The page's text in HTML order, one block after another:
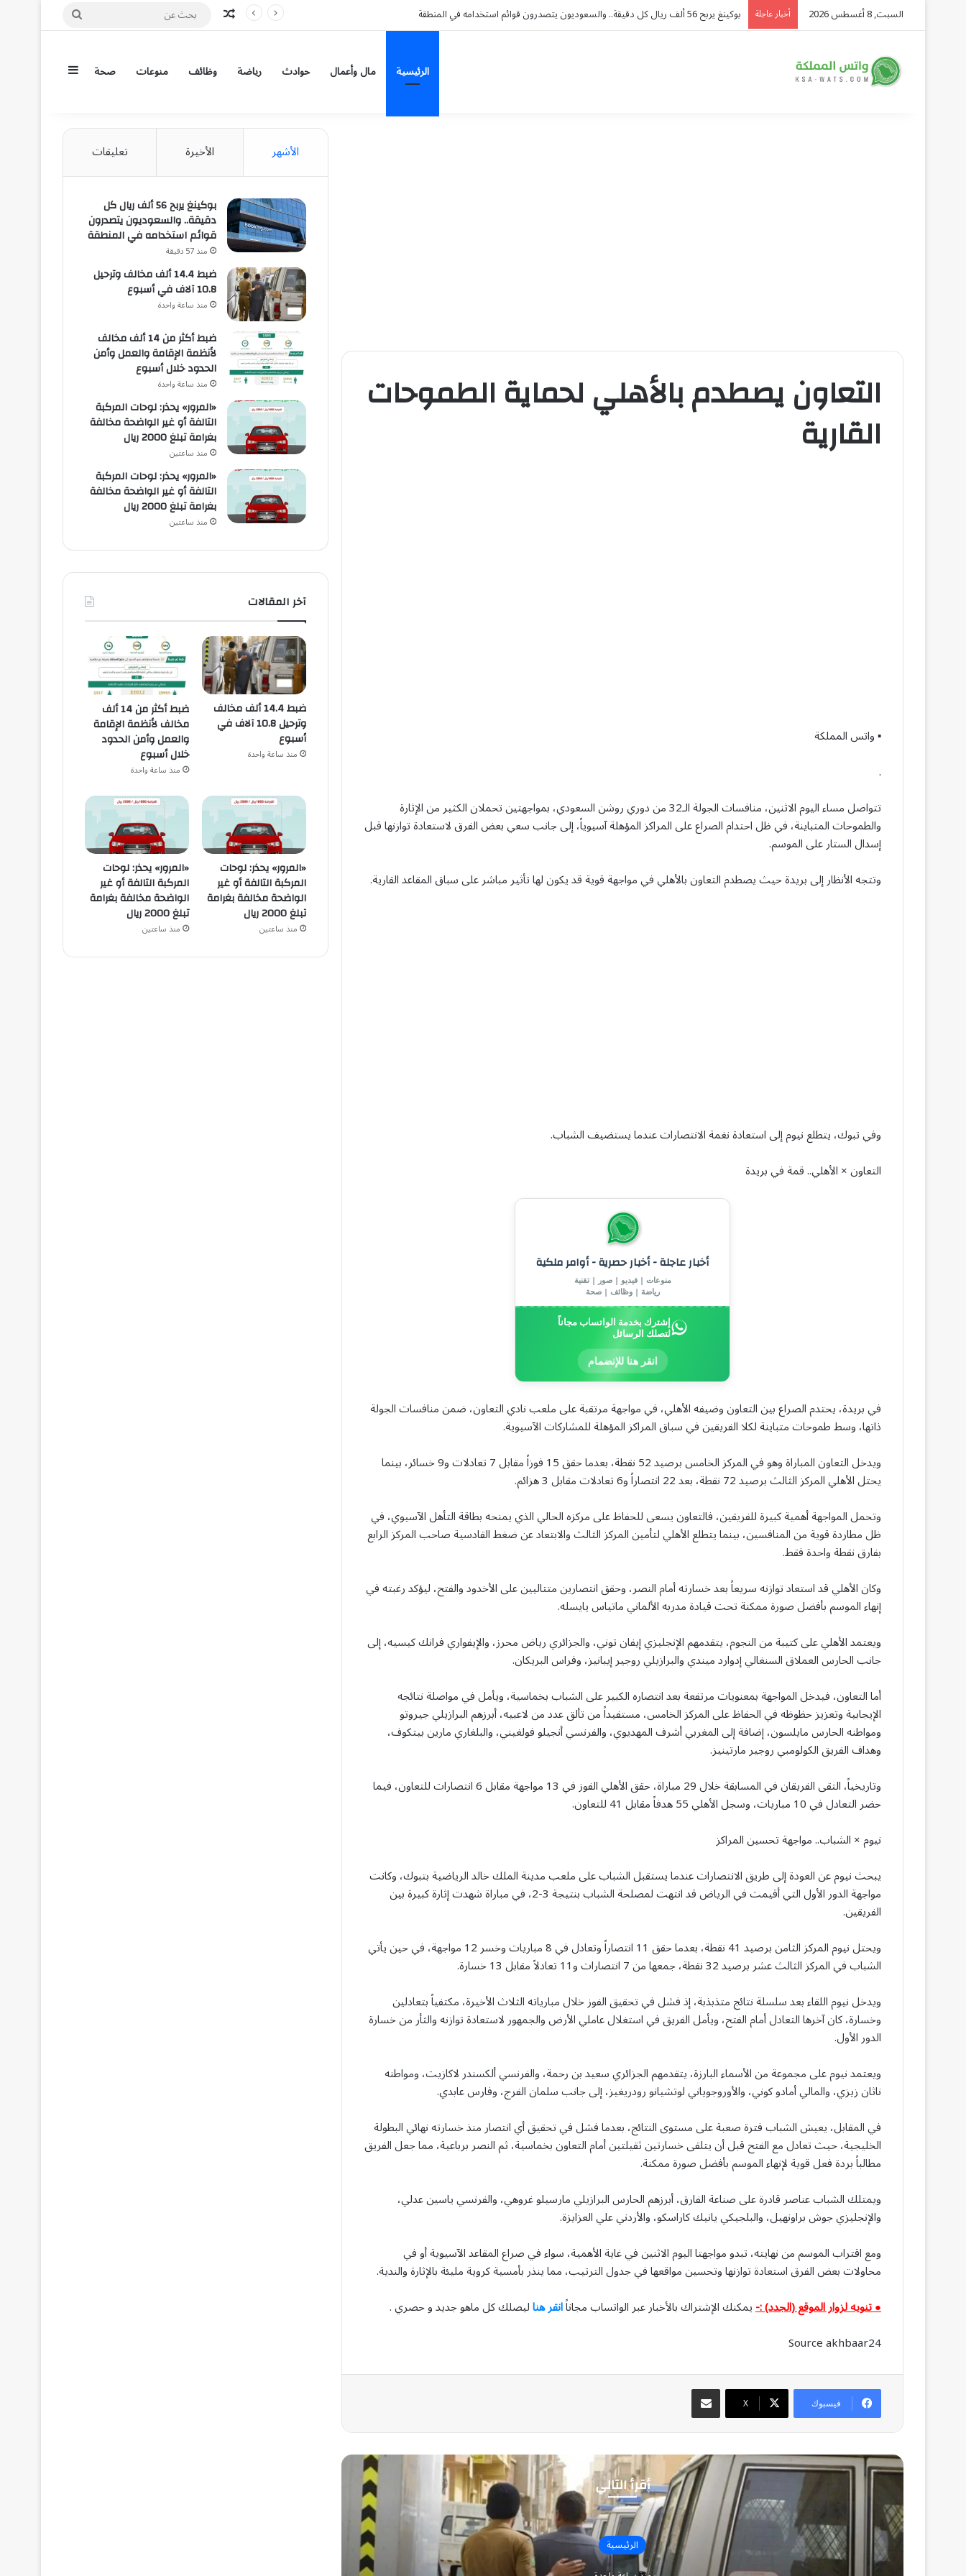
السبت, 8 أغسطس 2026 أخبار عاجلة ضبط 14.4 ألف مخالف وترحيل 10.8 آلاف في أسبوع مقال عشوائي
بحث
الرئيسية مال وأعمال حوادث رياضة وظائف منوعات صحة إضافة عمود
التعاون يصطدم بالأهلي لحماية الطموحات
القارية
▪︎ واتس المملكة
.
تتواصل مساء اليوم الاثنين، منافسات الجولة الـ32 من دوري روشن السعودي، بمواجهتين تحملان الكثير من الإثارة
والطموحات المتباينة، في ظل احتدام الصراع على المراكز المؤهلة آسيوياً، إلى جانب سعي بعض الفرق لاستعادة توازنها قبل
إسدال الستار على الموسم.
وتتجه الأنظار إلى بريدة حيث يصطدم التعاون بالأهلي في مواجهة قوية قد يكون لها تأثير مباشر على سباق المقاعد القارية.
وفي تبوك، يتطلع نيوم إلى استعادة نغمة الانتصارات عندما يستضيف الشباب.
التعاون × الأهلي.. قمة في بريدة
أخبار عاجلة - أخبار حصرية - أوامر ملكية
منوعات | فيديو | صور | تقنية
رياضة | وظائف | صحة
إشترك بخدمة الواتساب مجاناً
لتصلك الرسائل
انقر هنا للإنضمام
في بريدة، يحتدم الصراع بين التعاون وضيفه الأهلي، في مواجهة مرتقبة على ملعب نادي التعاون، ضمن منافسات الجولة
ذاتها، وسط طموحات متباينة لكلا الفريقين في سباق المراكز المؤهلة للمشاركات الآسيوية.
ويدخل التعاون المباراة وهو في المركز الخامس برصيد 52 نقطة، بعدما حقق 15 فوزاً مقابل 7 تعادلات و9 خسائر، بينما
يحتل الأهلي المركز الثالث برصيد 72 نقطة، بعد 22 انتصاراً و6 تعادلات مقابل 3 هزائم.
وتحمل المواجهة أهمية كبيرة للفريقين، فالتعاون يسعى للحفاظ على مركزه الحالي الذي يمنحه بطاقة التأهل الآسيوي، في
ظل مطاردة قوية من المنافسين، بينما يتطلع الأهلي لتأمين المركز الثالث والابتعاد عن ضغط القادسية صاحب المركز الرابع
بفارق نقطة واحدة فقط.
وكان الأهلي قد استعاد توازنه سريعاً بعد خسارته أمام النصر، وحقق انتصارين متتاليين على الأخدود والفتح، ليؤكد رغبته في
إنهاء الموسم بأفضل صورة ممكنة تحت قيادة مدربه الألماني ماتياس يايسله.
ويعتمد الأهلي على كتيبة من النجوم، يتقدمهم الإنجليزي إيفان توني، والجزائري رياض محرز، والإيفواري فرانك كيسيه، إلى
جانب الحارس العملاق السنغالي إدوارد ميندي والبرازيلي روجير إيبانيز، وفراس البريكان.
أما التعاون، فيدخل المواجهة بمعنويات مرتفعة بعد انتصاره الكبير على الشباب بخماسية، ويأمل في مواصلة نتائجه
الإيجابية وتعزيز حظوظه في الحفاظ على المركز الخامس، مستفيداً من تألق عدد من لاعبيه، أبرزهم البرازيلي جيروتو
ومواطنه الحارس مايلسون، إضافة إلى المغربي أشرف المهديوي، والفرنسي أنجيلو فولغيني، والبلغاري مارين بيتكوف،
وهداف الفريق الكولومبي روجير مارتينيز.
وتاريخياً، التقى الفريقان في المسابقة خلال 29 مباراة، حقق الأهلي الفوز في 13 مواجهة مقابل 6 انتصارات للتعاون، فيما
حضر التعادل في 10 مباريات، وسجل الأهلي 55 هدفاً مقابل 41 للتعاون.
نيوم × الشباب.. مواجهة تحسين المراكز
يبحث نيوم عن العودة إلى طريق الانتصارات عندما يستقبل الشباب على ملعب مدينة الملك خالد الرياضية بتبوك، وكانت
مواجهة الدور الأول التي أقيمت في الرياض قد انتهت لمصلحة الشباب بنتيجة 3-2، في مباراة شهدت إثارة كبيرة بين
الفريقين.
ويحتل نيوم المركز الثامن برصيد 41 نقطة، بعدما حقق 11 انتصاراً وتعادل في 8 مباريات وخسر 12 مواجهة، في حين يأتي
الشباب في المركز الثالث عشر برصيد 32 نقطة، جمعها من 7 انتصارات و11 تعادلاً مقابل 13 خسارة.
ويدخل نيوم اللقاء بعد سلسلة نتائج متذبذبة، إذ فشل في تحقيق الفوز خلال مبارياته الثلاث الأخيرة، مكتفياً بتعادلين
وخسارة، كان آخرها التعادل أمام الفتح، ويأمل الفريق في استغلال عاملي الأرض والجمهور لاستعادة توازنه والثأر من خسارة
الدور الأول.
ويعتمد نيوم على مجموعة من الأسماء البارزة، يتقدمهم الجزائري سعيد بن رحمة، والفرنسي ألكسندر لاكازيت، ومواطنه
ناثان زيزي، والمالي أمادو كوني، والأوروجوياني لوتشيانو رودريغيز، إلى جانب سلمان الفرج، وفارس عابدي.
في المقابل، يعيش الشباب فترة صعبة على مستوى النتائج، بعدما فشل في تحقيق أي انتصار منذ خسارته نهائي البطولة
الخليجية، حيث تعادل مع الفتح قبل أن يتلقى خسارتين ثقيلتين أمام التعاون بخماسية، ثم النصر برباعية، مما جعل الفريق
مطالباً بردة فعل قوية لإنهاء الموسم بأفضل صورة ممكنة.
ويمتلك الشباب عناصر قادرة على صناعة الفارق، أبرزهم الحارس البرازيلي مارسيلو غروهي، والفرنسي ياسين عدلي،
والإنجليزي جوش براونهيل، والبلجيكي يانيك كاراسكو، والأردني علي العزايزة.
ومع اقتراب الموسم من نهايته، تبدو مواجهتا اليوم الاثنين في غاية الأهمية، سواء في صراع المقاعد الآسيوية أو في
محاولات بعض الفرق استعادة توازنها وتحسين مواقعها في جدول الترتيب، مما ينذر بأمسية كروية مليئة بالإثارة والندية.
● تنويه لزوار الموقع (الجدد) :-يمكنك الإشتراك بالأخبار عبر الواتساب مجاناًانقر هناليصلك كل ماهو جديد و حصري .
Source akhbaar24
فيسبوك ‫X
مشاركة عبر البريد
أقرأ التالي
الرئيسية
الأشهر الأخيرة تعليقات
بوكينغ يربح 56 ألف ريال كل
دقيقة.. والسعوديون يتصدرون
قوائم استخدامه في المنطقة
منذ 57 دقيقة
ضبط 14.4 ألف مخالف وترحيل
10.8 آلاف في أسبوع
منذ ساعة واحدة
ضبط أكثر من 14 ألف مخالف
لأنظمة الإقامة والعمل وأمن
الحدود خلال أسبوع
منذ ساعة واحدة
«المرور» يحذر: لوحات المركبة
التالفة أو غير الواضحة مخالفة
بغرامة تبلغ 2000 ريال
منذ ساعتين
«المرور» يحذر: لوحات المركبة
التالفة أو غير الواضحة مخالفة
بغرامة تبلغ 2000 ريال
منذ ساعتين
آخر المقالات
ضبط 14.4 ألف مخالف
وترحيل 10.8 آلاف في
أسبوع
منذ ساعة واحدة
ضبط أكثر من 14 ألف
مخالف لأنظمة الإقامة
والعمل وأمن الحدود
خلال أسبوع
منذ ساعة واحدة
«المرور» يحذر: لوحات
المركبة التالفة أو غير
الواضحة مخالفة بغرامة
تبلغ 2000 ريال
منذ ساعتين
«المرور» يحذر: لوحات
المركبة التالفة أو غير
الواضحة مخالفة بغرامة
تبلغ 2000 ريال
منذ ساعتين